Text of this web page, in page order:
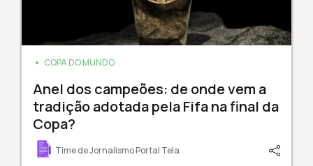
COPA DO MUNDO
Anel dos campeões: de onde vem a
tradição adotada pela Fifa na final da
Copa?
Time de Jornalismo Portal Tela